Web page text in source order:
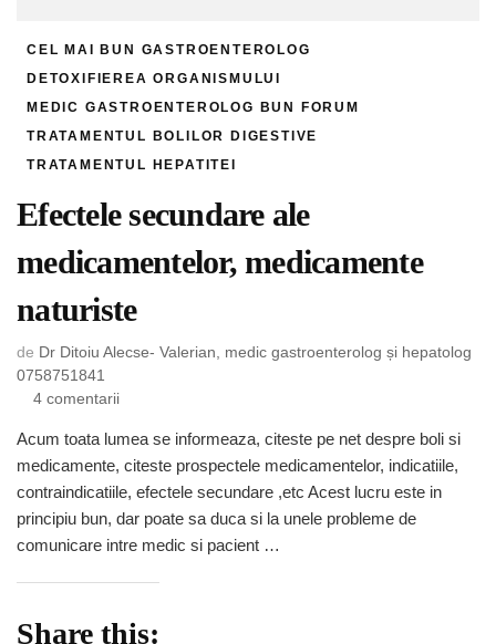
CEL MAI BUN GASTROENTEROLOG
DETOXIFIEREA ORGANISMULUI
MEDIC GASTROENTEROLOG BUN FORUM
TRATAMENTUL BOLILOR DIGESTIVE
TRATAMENTUL HEPATITEI
Efectele secundare ale
medicamentelor, medicamente
naturiste
de Dr Ditoiu Alecse- Valerian, medic gastroenterolog și hepatolog
0758751841
4 comentariila
secundare
ale
medicamentelor,
medicamente
naturiste
Acum toata lumea se informeaza, citeste pe net despre boli si
medicamente, citeste prospectele medicamentelor, indicatiile,
contraindicatiile, efectele secundare ,etc Acest lucru este in
principiu bun, dar poate sa duca si la unele probleme de
comunicare intre medic si pacient …
Share this: